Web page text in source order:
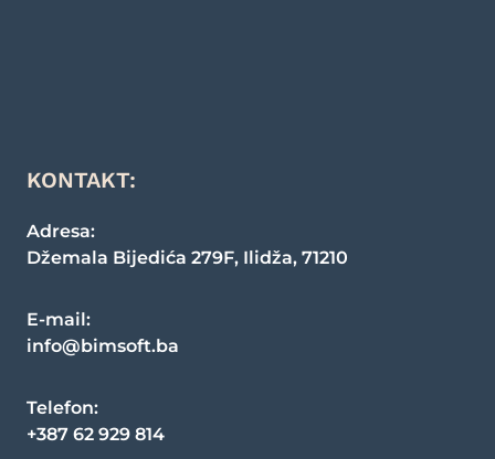
KONTAKT:
Adresa:
Džemala Bijedića 279F, Ilidža, 71210
E-mail:
info@bimsoft.ba
Telefon:
+387 62 929 814